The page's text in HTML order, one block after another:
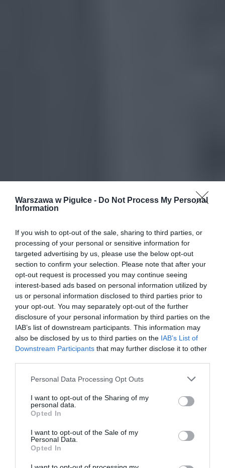
Warszawa w Pigułce - Do Not Process My Personal
Information
If you wish to opt-out of the sale, sharing to third parties, or
processing of your personal or sensitive information for
targeted advertising by us, please use the below opt-out
section to confirm your selection. Please note that after your
opt-out request is processed you may continue seeing
interest-based ads based on personal information utilized by
us or personal information disclosed to third parties prior to
your opt-out. You may separately opt-out of the further
disclosure of your personal information by third parties on the
IAB’s list of downstream participants. This information may
also be disclosed by us to third parties on the IAB’s List of
Downstream Participants that may further disclose it to other
Personal Data Processing Opt Outs
I want to opt-out of the Sharing of my
personal data.
Opted In
I want to opt-out of the Sale of my
Personal Data.
Opted In